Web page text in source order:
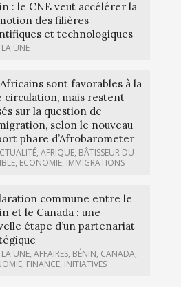
: le CNE veut accélérer la
des filières
et technologiques
UNE
sont favorables à la
circulation, mais restent
sur la question de
selon le nouveau
phare d’Afrobarometer
, AFRIQUE, BÂTISSEUR DU
, ECONOMIE, IMMIGRATIONS
commune entre le
et le Canada : une
étape d’un partenariat
UNE, AFFAIRES, BÉNIN, CANADA,
, FINANCE, INITIATIVES